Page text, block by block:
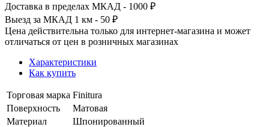
Доставка в пределах МКАД - 1000 ₽
Выезд за МКАД 1 км - 50 ₽
Цена действительна только для интернет-магазина и может
отличаться от цен в розничных магазинах
Характеристики
Как купить
Торговая марка Finitura
Поверхность
Матовая
Материал
Шпонированный